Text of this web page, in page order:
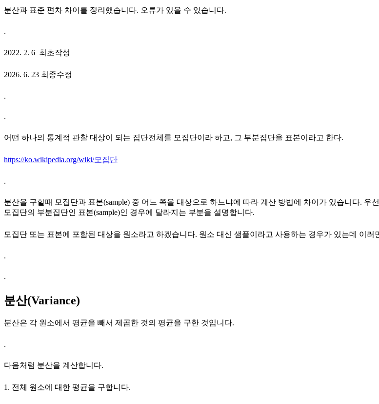
분산과 표준 편차 차이를 정리했습니다. 오류가 있을 수 있습니다.
.
2022. 2. 6 최초작성
2026. 6. 23 최종수정
.
.
어떤 하나의 통계적 관찰 대상이 되는 집단전체를 모집단이라 하고, 그 부분집단을 표본이라고 한다.
https://ko.wikipedia.org/wiki/모집단
.
분산을 구할때 모집단과 표본(sample) 중 어느 쪽을 대상으로 하느냐에 따라 계산 방법에 차이가 있습니다.
모집단의 부분집단인 표본(sample)인 경우에 달라지는 부분을 설명합니다.
모집단 또는 표본에 포함된 대상을 원소라고 하겠습니다. 원소 대신 샘플이라고 사용하는 경우가 있는데 이러
.
.
분산(Variance)
분산은 각 원소에서 평균을 빼서 제곱한 것의 평균을 구한 것입니다.
.
다음처럼 분산을 계산합니다.
1. 전체 원소에 대한 평균을 구합니다.